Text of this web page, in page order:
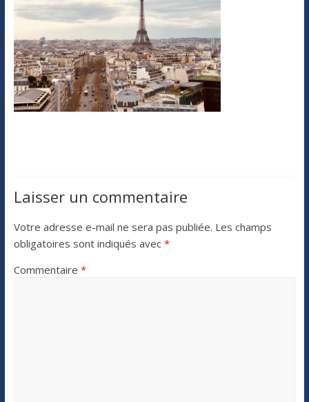
Laisser un commentaire
Votre adresse e-mail ne sera pas publiée. Les champs
obligatoires sont indiqués avec *
Commentaire *